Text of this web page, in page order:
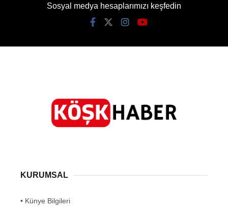
Sosyal medya hesaplarımızı keşfedin
KURUMSAL
• Künye Bilgileri